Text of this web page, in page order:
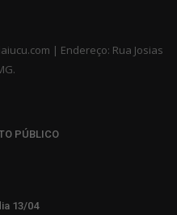
| Endereço: Rua Josias
PÚBLICO
13/04